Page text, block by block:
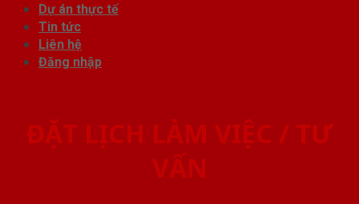
Dự án thực tế
Tin tức
Liên hệ
Đăng nhập
ĐẶT LỊCH LÀM VIỆC / TƯ
VẤN